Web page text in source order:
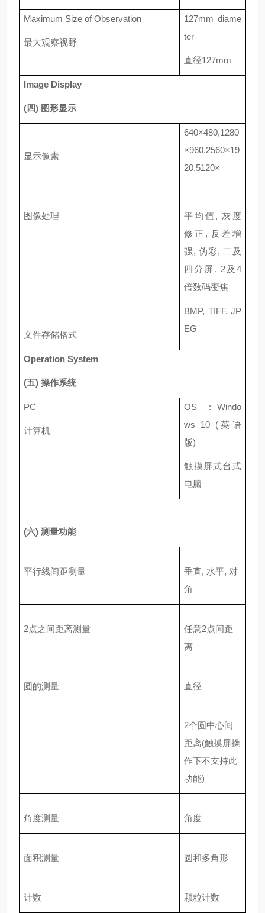
Maximum Size of Observation
最大观察视野
127mm diame
ter
直径127mm
Image Display
(四) 图形显示
显示像素
640×480,1280
×960,2560×19
20,5120×
图像处理 平均值 , 灰度
修正 , 反差增
强,伪彩, 二及
四分屏 , 2及 4
倍数码变焦
文件存储格式
BMP, TIFF, JP
EG
Operation System
(五)操作系统
PC
计算机
OS : Windo
ws 10 (英语
版)
触摸屏式台式
电脑
(六)测量功能
平行线间距测量 垂直, 水平, 对
角
2点之间距离测量 任意2点间距
离
圆的测量 直径
2个圆中心间
距离(触摸屏操
作下不支持此
功能)
角度测量 角度
面积测量 圆和多角形
计数 颗粒计数